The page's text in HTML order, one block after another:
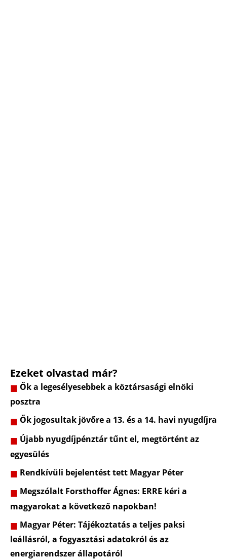
Ezeket olvastad már?
Ők a legesélyesebbek a köztársasági elnöki
posztra
Ők jogosultak jövőre a 13. és a 14. havi nyugdíjra
Újabb nyugdíjpénztár tűnt el, megtörtént az
egyesülés
Rendkívüli bejelentést tett Magyar Péter
Megszólalt Forsthoffer Ágnes: ERRE kéri a
magyarokat a következő napokban!
Magyar Péter: Tájékoztatás a teljes paksi
leállásról, a fogyasztási adatokról és az
energiarendszer állapotáról